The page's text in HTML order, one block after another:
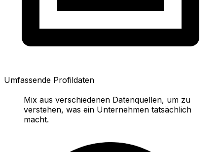
Umfassende Profildaten
Mix aus verschiedenen Datenquellen, um zu
verstehen, was ein Unternehmen tatsächlich
macht.